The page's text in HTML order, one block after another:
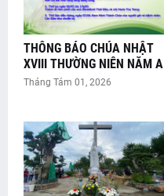
THÔNG BÁO CHÚA NHẬT
XVIII THƯỜNG NIÊN NĂM A
Tháng Tám 01, 2026